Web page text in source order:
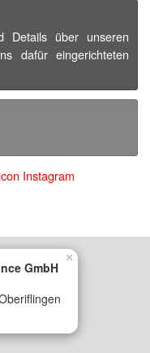
Details über unseren
dafür eingerichteten
GmbH
×